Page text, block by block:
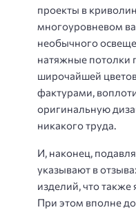
проекты в
многоуровневом
необычного
натяжные потолки
широчайшей
фактурами,
оригинальную
никакого труда.
И, наконец,
указывают в
изделий, что
При этом вполне